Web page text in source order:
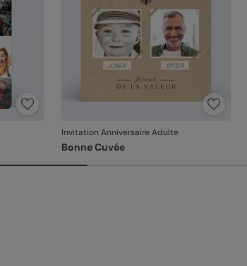
Invitation Anniversaire Adulte
Bonne Cuvée